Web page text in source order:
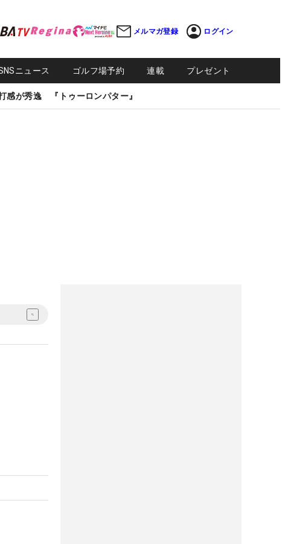
メルマガ登録 ログイン
ニュース ゴルフ場予約 連載 プレゼント
感が秀逸 『トゥーロンパター』